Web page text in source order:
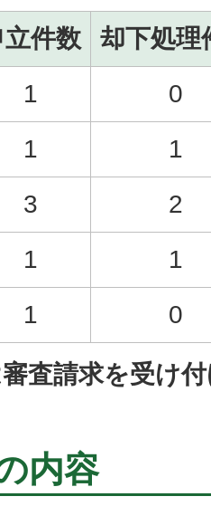
立件数
却下処理
1
0
1
1
3
2
1
1
1 0
審査請求を受け
内容